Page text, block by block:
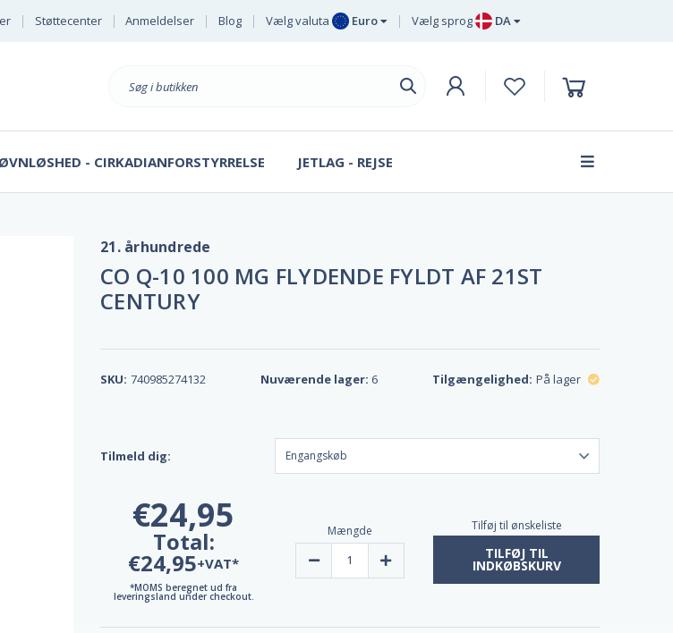
Støttecenter Anmeldelser Blog Vælg valuta Euro
Svenske
Vælg sprog DA
DE
Søg
- CIRKADIANFORSTYRRELSE JETLAG - REJSE
CO Q-10 100 MG FLYDENDE FYLDT AF 21ST
CENTURY
21. århundrede
SKU: 740985274132 Nuværende lager: 6 Tilgængelighed: På lager
Tilmeld dig:
€24,95
Total:
€24,95+VAT*
*MOMS beregnet ud fra
leveringsland under checkout.
Mængde
Reducer
10
Forøg
10
Tilføj til ønskeliste
TILFØJ TIL
INDKØBSKURV